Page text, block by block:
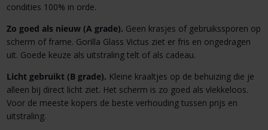
condities 100% in orde.
Zo goed als nieuw (A grade). Geen krasjes of gebruikssporen op
scherm of frame. Gorilla Glass Victus ziet er fris en ongedragen
uit. Goede keuze als uitstraling telt of als cadeau.
Licht gebruikt (B grade). Kleine kraaltjes op de behuizing die je
alleen bij direct licht ziet. Het scherm is zo goed als vlekkeloos.
Voor de meeste kopers de beste verhouding tussen prijs en
uitstraling.